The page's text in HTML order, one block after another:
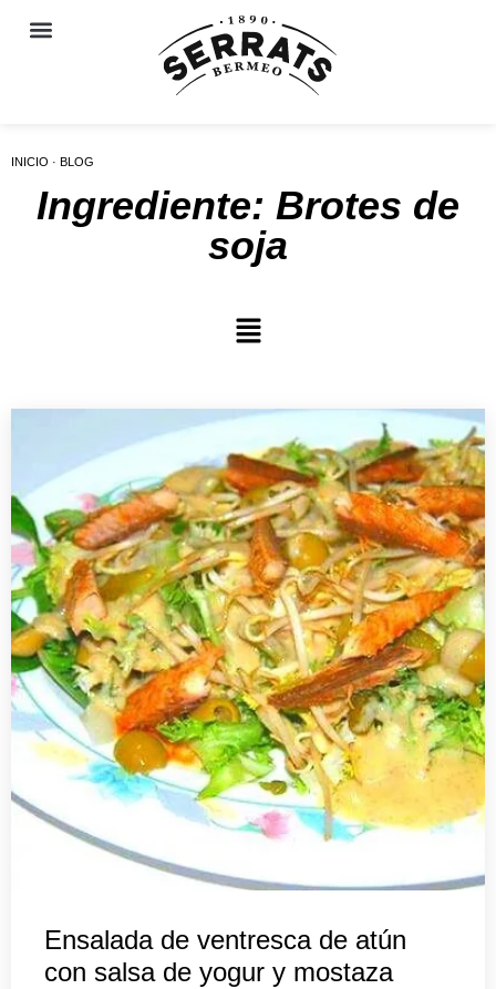
INICIO · BLOG
Ingrediente: Brotes de
soja
Ensalada de ventresca de atún
con salsa de yogur y mostaza